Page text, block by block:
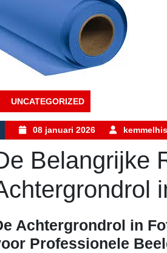
UNCATEGORIZED
08 januari 2026
08
januari
2026
Belangrijke
Achtergrondrol in
Professionele